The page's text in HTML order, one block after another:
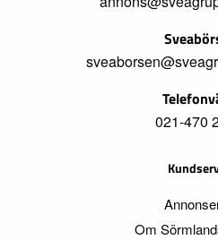
021-470
Om